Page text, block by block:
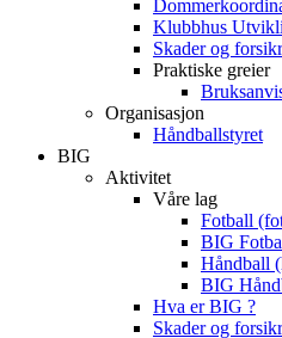
Klubbhus
Skader og
Praktiske greier
Organisasjon
Håndballstyret
BIG
Aktivitet
Våre lag
Fotball
BIG
Håndball
BIG
Hva er BIG ?
Skader og